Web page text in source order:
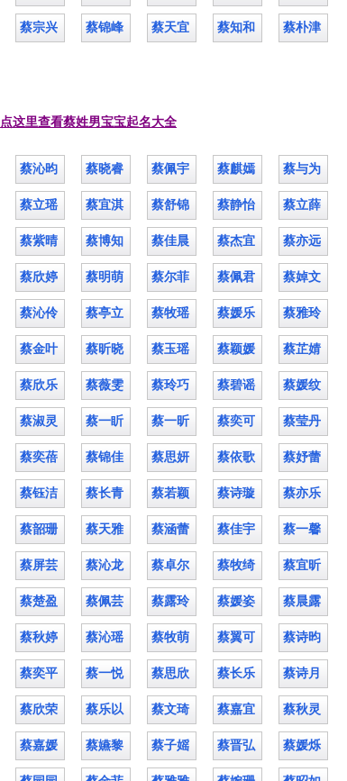
蔡宗兴 蔡锦峰 蔡天宜 蔡知和 蔡朴津
点这里查看蔡姓男宝宝起名大全
蔡沁昀 蔡晓睿 蔡佩宇 蔡麒嫣 蔡与为
蔡立瑶 蔡宜淇 蔡舒锦 蔡静怡 蔡立薛
蔡紫晴 蔡博知 蔡佳晨 蔡杰宜 蔡亦远
蔡欣婷 蔡明萌 蔡尔菲 蔡佩君 蔡婥文
蔡沁伶 蔡亭立 蔡牧瑶 蔡媛乐 蔡雅玲
蔡金叶 蔡昕晓 蔡玉瑶 蔡颖媛 蔡芷婧
蔡欣乐 蔡薇雯 蔡玲巧 蔡碧谣 蔡媛纹
蔡淑灵 蔡一盺 蔡一昕 蔡奕可 蔡莹丹
蔡奕蓓 蔡锦佳 蔡思妍 蔡依歌 蔡妤蕾
蔡钰洁 蔡长青 蔡若颖 蔡诗璇 蔡亦乐
蔡韶珊 蔡天雅 蔡涵蕾 蔡佳宇 蔡一馨
蔡屏芸 蔡沁龙 蔡卓尔 蔡牧绮 蔡宜昕
蔡楚盈 蔡佩芸 蔡露玲 蔡媛姿 蔡晨露
蔡秋婷 蔡沁瑶 蔡牧萌 蔡翼可 蔡诗昀
蔡奕平 蔡一悦 蔡思欣 蔡长乐 蔡诗月
蔡欣荣 蔡乐以 蔡文琦 蔡嘉宜 蔡秋灵
蔡嘉媛 蔡嬿黎 蔡子媱 蔡晋弘 蔡媛烁